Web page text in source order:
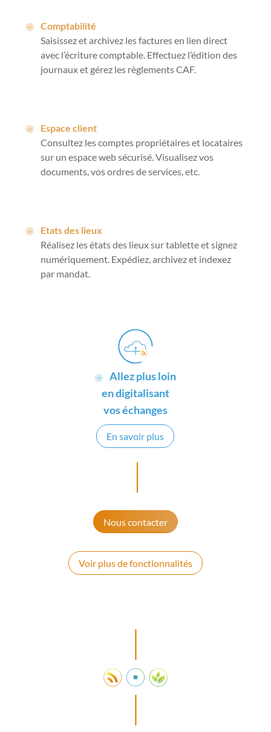
Comptabilité
Saisissez et archivez les factures en lien direct
avec l’écriture comptable. Effectuez l’édition des
journaux et gérez les règlements CAF.
Espace client
Consultez les comptes propriétaires et locataires
sur un espace web sécurisé. Visualisez vos
documents, vos ordres de services, etc.
Etats des lieux
Réalisez les états des lieux sur tablette et signez
numériquement. Expédiez, archivez et indexez
par mandat.
Allez plus loin
en digitalisant
vos échanges
En savoir plus
Nous contacter
Voir plus de fonctionnalités